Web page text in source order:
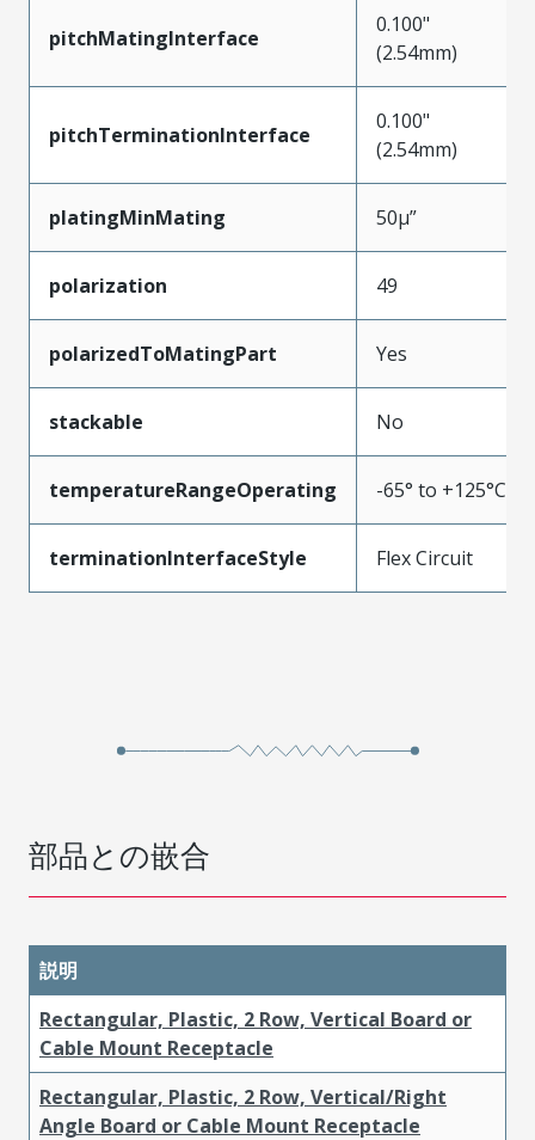
pitchMatingInterface
0.100"
(2.54mm)
pitchTerminationInterface
0.100"
(2.54mm)
platingMinMating 50µ”
polarization 49
polarizedToMatingPart Yes
stackable No
temperatureRangeOperating -65° to +125°C
terminationInterfaceStyle Flex Circuit
部品との嵌合
説明
Rectangular, Plastic, 2 Row, Vertical Board or
Cable Mount Receptacle
Rectangular, Plastic, 2 Row, Vertical/Right
Angle Board or Cable Mount Receptacle